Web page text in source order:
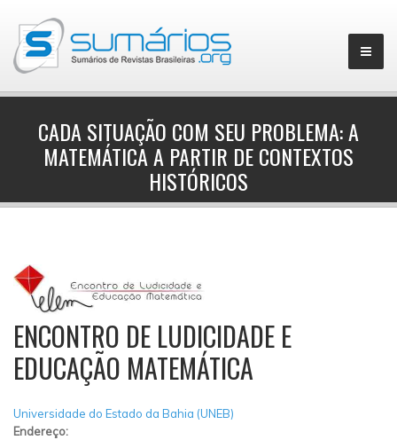
CADA SITUAÇÃO COM SEU PROBLEMA: A
MATEMÁTICA A PARTIR DE CONTEXTOS
HISTÓRICOS
ENCONTRO DE LUDICIDADE E
EDUCAÇÃO MATEMÁTICA
Universidade do Estado da Bahia (UNEB)
Endereço: